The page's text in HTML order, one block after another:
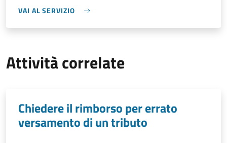
VAI AL SERVIZIO
Attività correlate
Chiedere il rimborso per errato
versamento di un tributo